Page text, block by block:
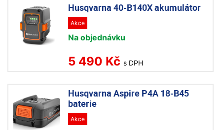
Husqvarna 40-B140X akumulátor
Akce
Na objednávku
5 490 Kč s DPH
Husqvarna Aspire P4A 18-B45
baterie
Akce